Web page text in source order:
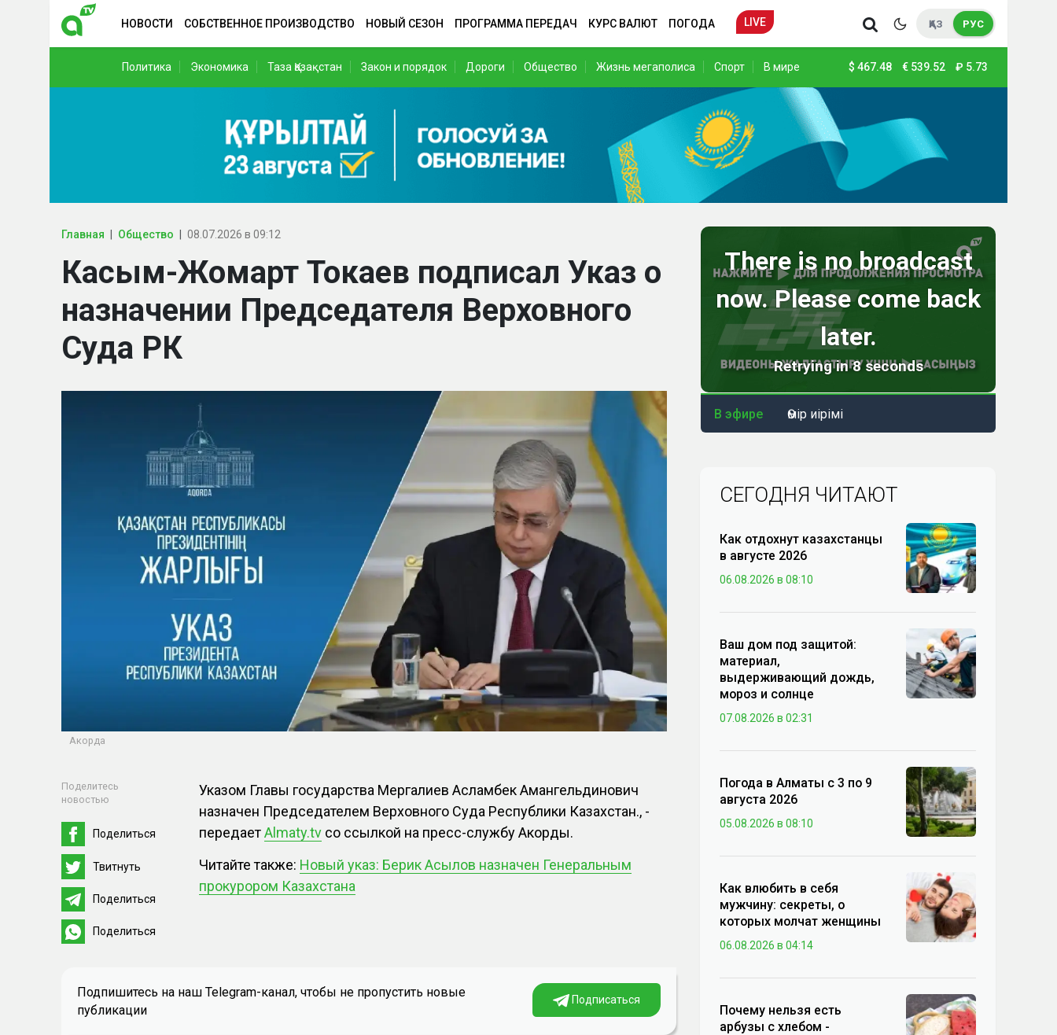
НОВОСТИ СОБСТВЕННОЕ ПРОИЗВОДСТВО НОВЫЙ СЕЗОН ПРОГРАММА ПЕРЕДАЧ КУРС ВАЛЮТ ПОГОДА LIVE ҚАЗ РУС
Политика Экономика Таза Қазақстан Закон и порядок Дороги Общество Жизнь мегаполиса Спорт В мире $ 467.48 € 539.52 ₽ 5.73
Главная Общество 08.07.2026 в 09:12
Касым-Жомарт Токаев подписал Указ о
назначении Председателя Верховного
Суда РК
Акорда
Поделитесь
новостью
Поделиться
Твитнуть
Поделиться
Поделиться
Указом Главы государства Мергалиев Асламбек Амангельдинович
назначен Председателем Верховного Суда Республики Казахстан., -
передаетAlmaty.tv со ссылкой на пресс-службу Акорды.
Читайте также: Новый указ: Берик Асылов назначен Генеральным
прокурором Казахстана
Подпишитесь на наш Telegram-канал, чтобы не пропустить новые
публикации
Подписаться
В эфире Өмір иірімі
СЕГОДНЯ ЧИТАЮТ
Как отдохнут казахстанцы
в августе 2026
06.08.2026 в 08:10
Ваш дом под защитой:
материал,
выдерживающий дождь,
мороз и солнце
07.08.2026 в 02:31
Погода в Алматы с 3 по 9
августа 2026
05.08.2026 в 08:10
Как влюбить в себя
мужчину: секреты, о
которых молчат женщины
06.08.2026 в 04:14
Почему нельзя есть
арбузы с хлебом -